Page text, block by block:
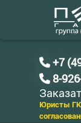
+7
8-
Юристы ГК